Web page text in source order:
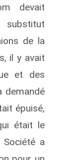
devait
substitut
de la
il y avait
et des
demandé
épuisé,
était le
Société a